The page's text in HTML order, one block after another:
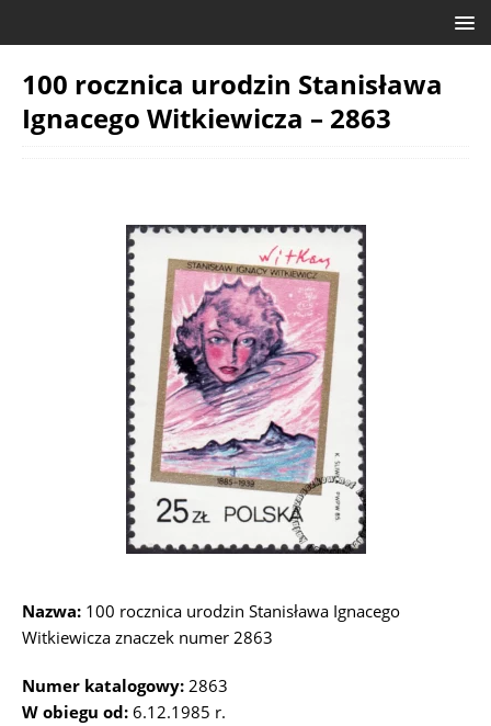
100 rocznica urodzin Stanisława
Ignacego Witkiewicza – 2863
Nazwa: 100 rocznica urodzin Stanisława Ignacego
Witkiewicza znaczek numer 2863
Numer katalogowy: 2863
W obiegu od: 6.12.1985 r.